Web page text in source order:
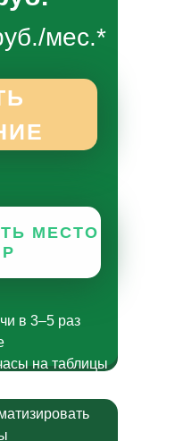
МЕСТО
в 3–5 раз
на таблицы
мес.*